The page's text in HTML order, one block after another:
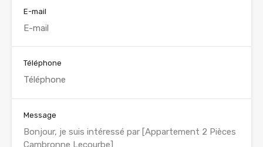
E-mail
Téléphone
Message